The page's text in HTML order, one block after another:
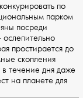
по
парком
посреди
простирается до
скопления
течение дня даже
на планете для